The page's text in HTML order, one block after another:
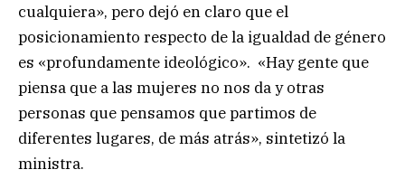
cualquiera», pero dejó en claro que el
posicionamiento respecto de la igualdad de género
es «profundamente ideológico». «Hay gente que
piensa que a las mujeres no nos da y otras
personas que pensamos que partimos de
diferentes lugares, de más atrás», sintetizó la
ministra.